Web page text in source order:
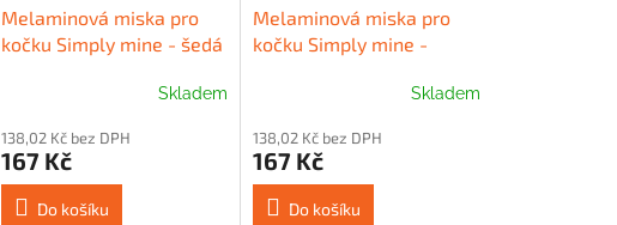
Melaminová miska pro
kočku Simply mine - šedá
Skladem
138,02 Kč bez DPH
167 Kč
Do košíku
Melaminová miska pro
kočku Simply mine -
Skladem
138,02 Kč bez DPH
167 Kč
Do košíku